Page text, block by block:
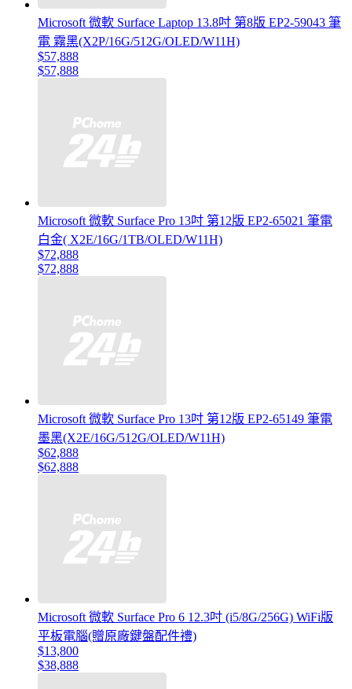
Microsoft 微軟 Surface Laptop 13.8吋 第8版 EP2-59043 筆
電 霧黑(X2P/16G/512G/OLED/W11H)
$57,888
$57,888
Microsoft 微軟 Surface Pro 13吋 第12版 EP2-65021 筆電
白金( X2E/16G/1TB/OLED/W11H)
$72,888
$72,888
Microsoft 微軟 Surface Pro 13吋 第12版 EP2-65149 筆電
墨黑(X2E/16G/512G/OLED/W11H)
$62,888
$62,888
Microsoft 微軟 Surface Pro 6 12.3吋 (i5/8G/256G) WiFi版
平板電腦(贈原廠鍵盤配件禮)
$13,800
$38,888